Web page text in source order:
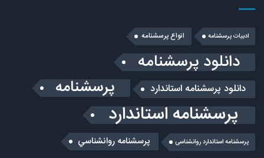
ادبیات پرسشنامه انواع پرسشنامه
دانلود پرسشنامه
دانلود پرسشنامه استاندارد پرسشنامه
پرسشنامه استاندارد
پرسشنامه استاندارد روانشناسی پرسشنامه روانشناسي